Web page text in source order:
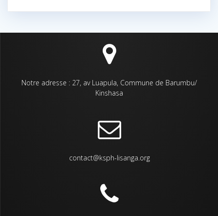
Notre adresse : 27, av Luapula, Commune de Barumbu/
Kinshasa
contact@ksph-lisanga.org